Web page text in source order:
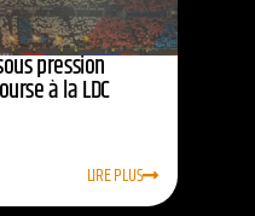
pression
à la LDC
LIRE PLUS